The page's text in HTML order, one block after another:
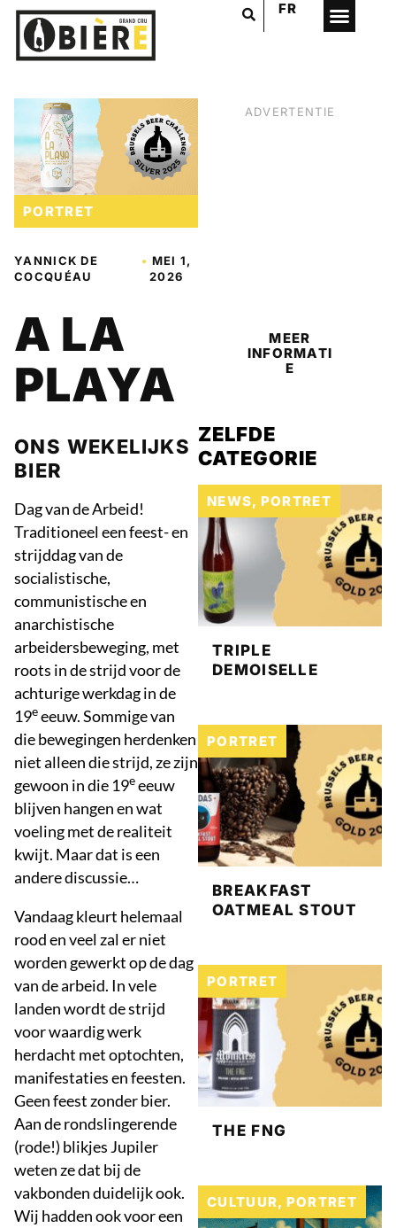
FR
PORTRET
YANNICK DE
COCQUÉAU
• MEI 1,
2026
A LA
PLAYA
ONS WEKELIJKS
BIER
Dag van de Arbeid!
Traditioneel een feest- en
strijddag van de
socialistische,
communistische en
anarchistische
arbeidersbeweging, met
roots in de strijd voor de
achturige werkdag in de
19eeeuw. Sommige van
die bewegingen herdenken
niet alleen die strijd, ze zijn
gewoon in die 19eeeuw
blijven hangen en wat
voeling met de realiteit
kwijt. Maar dat is een
andere discussie…
Vandaag kleurt helemaal
rood en veel zal er niet
worden gewerkt op de dag
van de arbeid. In vele
landen wordt de strijd
voor waardig werk
herdacht met optochten,
manifestaties en feesten.
Geen feest zonder bier.
Aan de rondslingerende
(rode!) blikjes Jupiler
weten ze dat bij de
vakbonden duidelijk ook.
Wij hadden ook voor een
ADVERTENTIE
MEER
INFORMATI
E
ZELFDE
CATEGORIE
NEWS, PORTRET
TRIPLE
DEMOISELLE
PORTRET
BREAKFAST
OATMEAL STOUT
PORTRET
THE FNG
CULTUUR, PORTRET